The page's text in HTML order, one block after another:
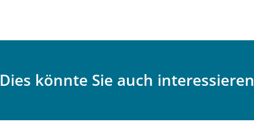
Dies könnte Sie auch interessieren